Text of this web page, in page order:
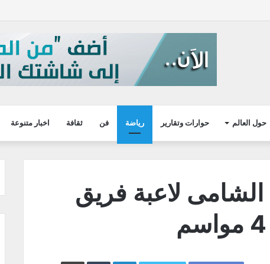
حول العالم حوارات وتقارير رياضة فن ثقافة اخبار متنوعة
الشامى لاعبة فريق
LinkedIn
‏Tumblr طباعة